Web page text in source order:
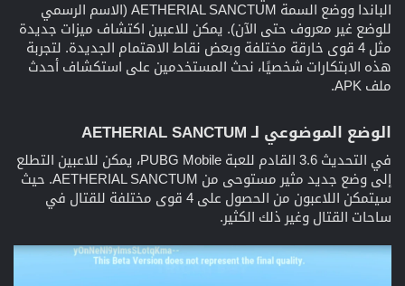
الباندا ووضع السمة AETHERIAL SANCTUM (الاسم الرسمي
للوضع غير معروف حتى الآن). يمكن للاعبين اكتشاف ميزات جديدة
مثل 4 قوى خارقة مختلفة وبعض نقاط الاهتمام الجديدة. لتجربة
هذه الابتكارات شخصيًا، نحث المستخدمين على استكشاف أحدث
ملف APK.
الوضع الموضوعي لـ AETHERIAL SANCTUM​
في التحديث 3.6 القادم للعبة PUBG Mobile، يمكن للاعبين التطلع
إلى وضع جديد مثير مستوحى من AETHERIAL SANCTUM. حيث
سيتمكن اللاعبون من الحصول على 4 قوى مختلفة للقتال في
ساحات القتال وغير ذلك الكثير.